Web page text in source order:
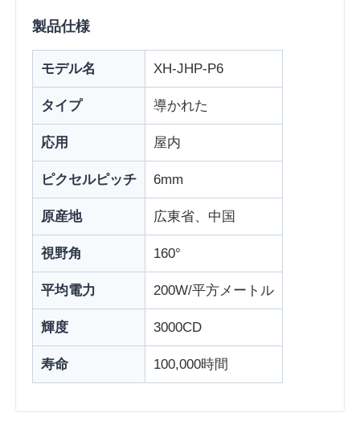
私たちについて
会社案内
品質管理
お問い合わせ
ニュース
引金 を 求め て ください
LEDメッシュ画面
製品仕様
モデル名 XH-JHP-P6
タイプ 導かれた
応用 屋内
ピクセルピッチ 6mm
原産地 広東省、中国
視野角 160°
平均電力 200W/平方メートル
輝度 3000CD
寿命 100,000時間